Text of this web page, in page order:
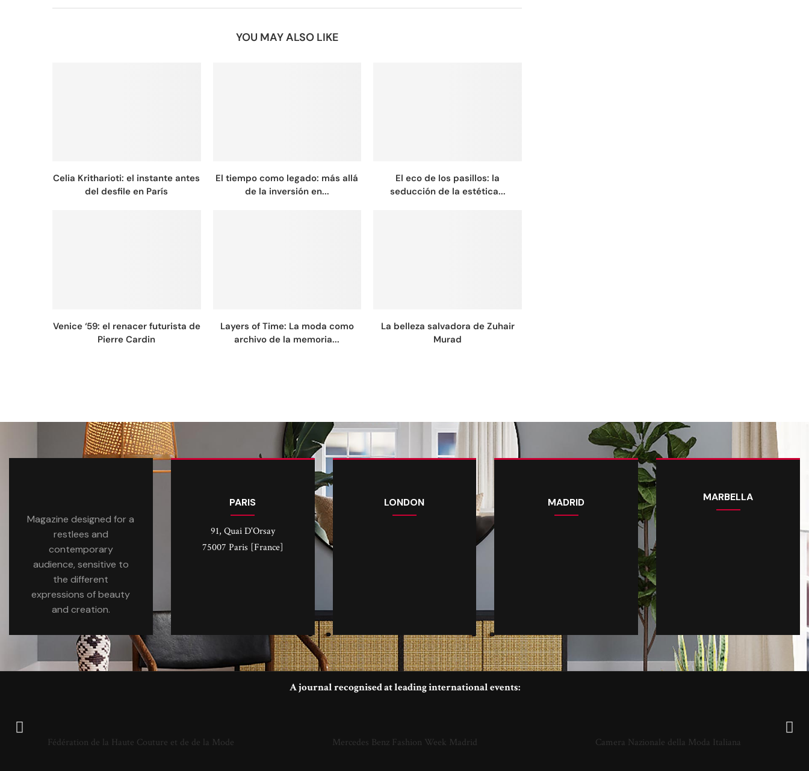
YOU MAY ALSO LIKE
Celia Kritharioti: el instante antes
del desfile en París
El tiempo como legado: más allá
de la inversión en...
El eco de los pasillos: la
seducción de la estética...
Venice ‘59: el renacer futurista de
Pierre Cardin
Layers of Time: La moda como
archivo de la memoria...
La belleza salvadora de Zuhair
Murad
Magazine designed for a
restlees and
contemporary
audience, sensitive to
the different
expressions of beauty
and creation.
PARIS
91, Quai D'Orsay
75007 Paris [France]
LONDON MADRID MARBELLA
A journal recognised at leading international events:
Fédération de la Haute Couture et de de la Mode Mercedes Benz Fashion Week Madrid Camera Nazionale della Moda Italiana